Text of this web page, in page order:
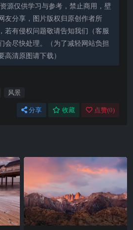
源仅供学习与参考，禁止商用，壁
友分享，图片版权归原创作者所
若有侵权问题敬请告知我们（客服
会尽快处理。（为了减轻网站负担
清原图请下载）
风景
分享 收藏 点赞(0)